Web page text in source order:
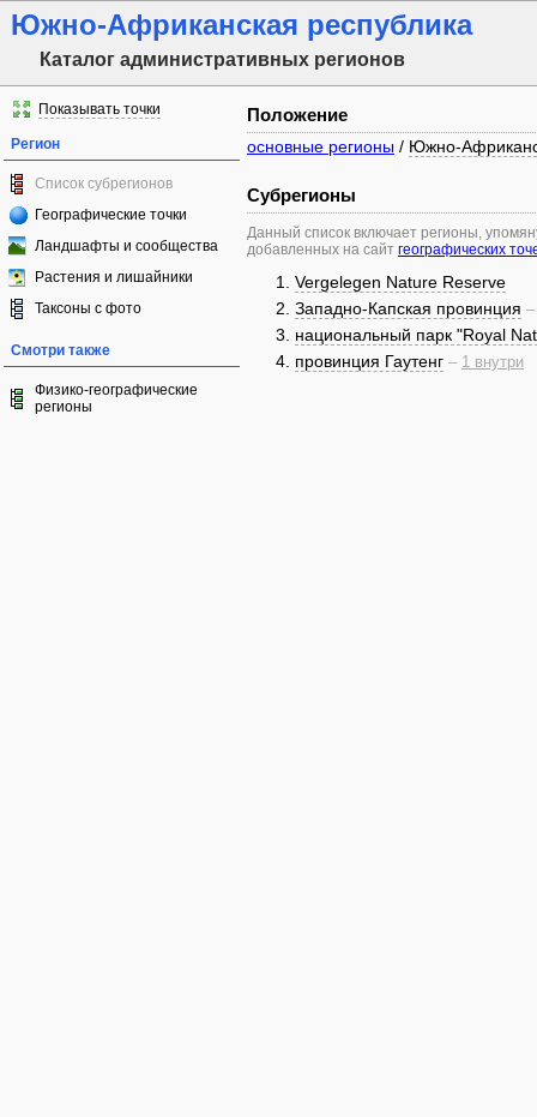
Южно-Африканская республика
Каталог административных регионов
Показывать точки
Регион
Список субрегионов
Географические точки
Ландшафты и сообщества
Растения и лишайники
Таксоны с фото
Смотри также
Физико-географические
регионы
Положение
основные регионы / Южно-
Субрегионы
Данный список включает регионы,
добавленных на сайт географических
Vergelegen Nature Reserve
Западно-Капская провинция
национальный парк "Royal
провинция Гаутенг – 1 внутри